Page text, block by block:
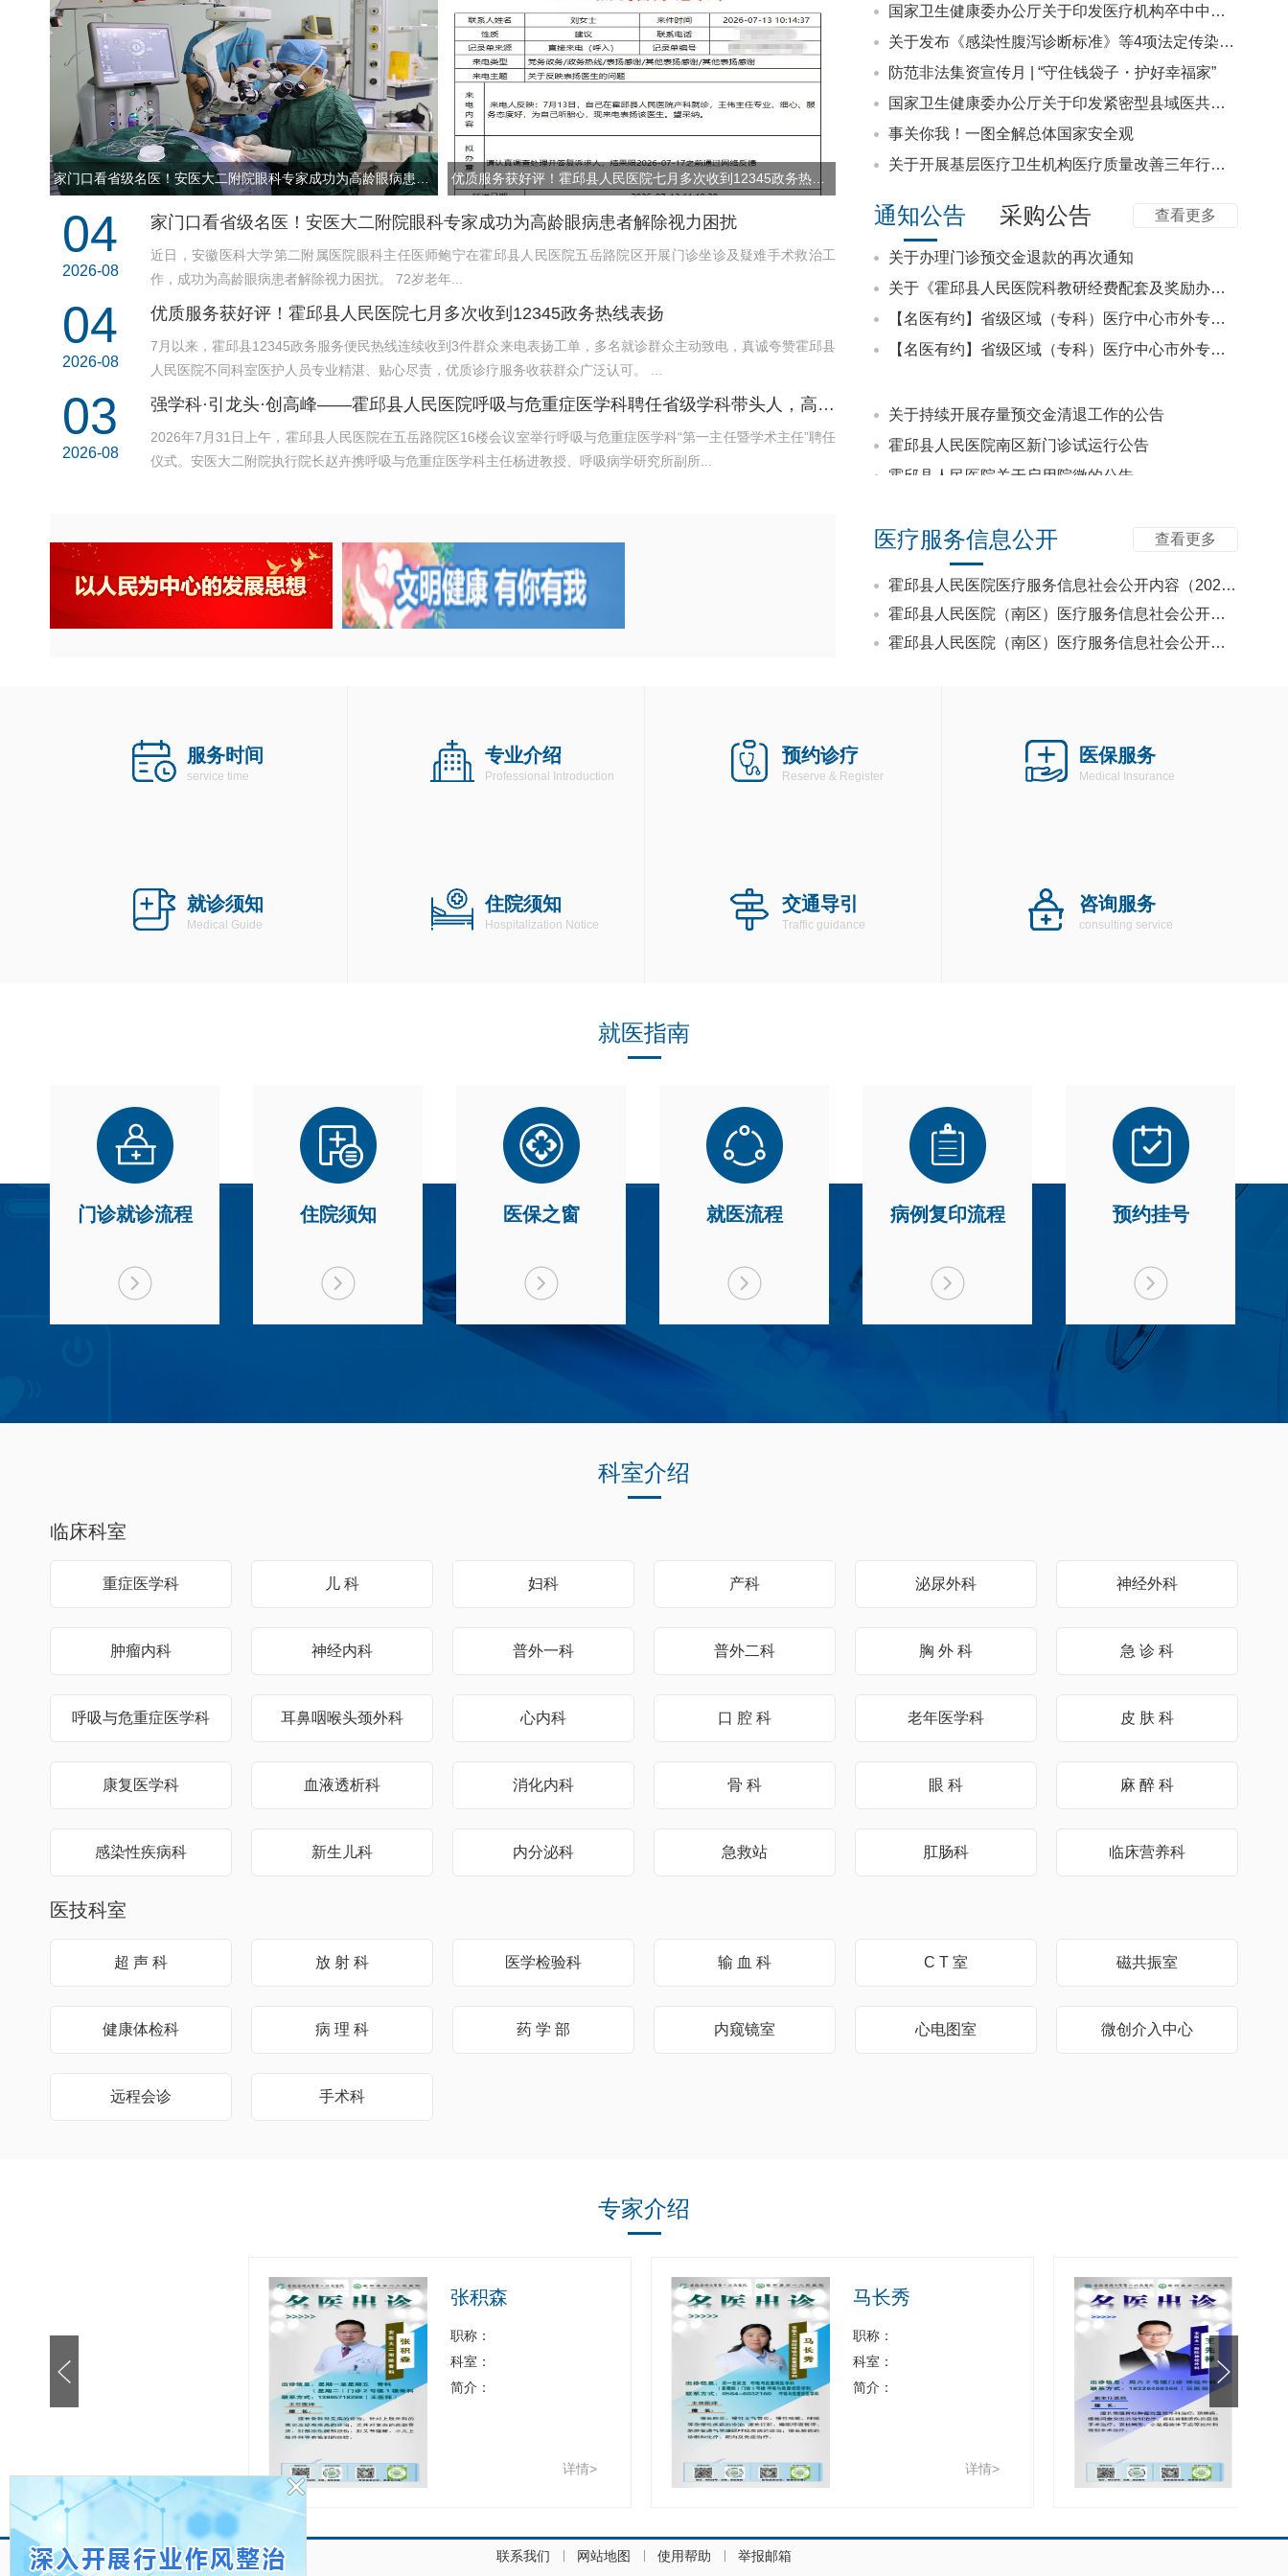
家门口看省级名医！安医大二附院眼科专家成功为高龄眼病患者解除视力...
04
2026-08
家门口看省级名医！安医大二附院眼科专家成功为高龄眼病患者解除视力困扰
近日，安徽医科大学第二附属医院眼科主任医师鲍宁在霍邱县人民医院五岳路院区开展门诊坐诊及疑难手术救治工
作，成功为高龄眼病患者解除视力困扰。 72岁老年...
04
2026-08
优质服务获好评！霍邱县人民医院七月多次收到12345政务热线表扬
7月以来，霍邱县12345政务服务便民热线连续收到3件群众来电表扬工单，多名就诊群众主动致电，真诚夸赞霍邱县
03
2026-08
强学科·引龙头·创高峰——霍邱县人民医院呼吸与危重症医学科聘任省级学科带头人，高质量发展再提速
2026年7月31日上午，霍邱县人民医院在五岳路院区16楼会议室举行呼吸与危重症医学科“第一主任暨学术主任”聘任
仪式。安医大二附院执行院长赵卉携呼吸与危重症医学科主任杨进教授、呼吸病学研究所副所...
国家卫生健康委办公厅关于印发医疗机构卒中中心建设与管理指导原则（2026年版）的通知
关于发布《感染性腹泻诊断标准》等4项法定传染病诊断标准的通告
防范非法集资宣传月 | “守住钱袋子・护好幸福家”
国家卫生健康委办公厅关于印发紧密型县域医共体医学影像中心建设与服务指南（试行）等4项指南的通知
事关你我！一图全解总体国家安全观
关于开展基层医疗卫生机构医疗质量改善三年行动（2026—2028年）的通知
通知公告 采购公告 查看更多
关于持续开展存量预交金清退工作的公告
霍邱县人民医院南区新门诊试运行公告
霍邱县人民医院关于启用院徽的公告
关于办理门诊预交金退款的再次通知
【名医有约】省级区域（专科）医疗中心市外专家出诊信息！（8月11日~8月17日）
【名医有约】省级区域（专科）医疗中心市外专家出诊信息！（8月4日~8月10日）
霍邱县人民医院南区新门诊试运行公告
霍邱县人民医院关于启用院徽的公告
关于霍邱县人民医院LOGO征集评选结果的公示
关于《霍邱县人民医院科教研经费配套及奖励办法（试行）》征求意见的通知
【名医有约】省级区域（专科）医疗中心市外专家出诊信息！（8月4日~8月10日）
医疗服务信息公开 查看更多
霍邱县人民医院医疗服务信息社会公开内容（2026年第二季度）
霍邱县人民医院（南区）医疗服务信息社会公开内容（2026年第二季度）
霍邱县人民医院（南区）医疗服务信息社会公开内容（2026年第一季度）
服务时间
service time
专业介绍
Professional Introduction
预约诊疗
Reserve & Register
医保服务
Medical Insurance
就诊须知
Medical Guide
住院须知
Hospitalization Notice
交通导引
Traffic guidance
咨询服务
consulting service
就医指南
门诊就诊流程 住院须知 医保之窗 就医流程 病例复印流程 预约挂号
科室介绍
临床科室
重症医学科 儿 科 妇科 产科 泌尿外科 神经外科
肿瘤内科 神经内科 普外一科 普外二科 胸 外 科 急 诊 科
呼吸与危重症医学科 耳鼻咽喉头颈外科 心内科 口 腔 科 老年医学科 皮 肤 科
康复医学科 血液透析科 消化内科 骨 科 眼 科 麻 醉 科
感染性疾病科 新生儿科 内分泌科 急救站 肛肠科 临床营养科
医技科室
超 声 科 放 射 科 医学检验科 输 血 科 C T 室 磁共振室
健康体检科 病 理 科 药 学 部 内窥镜室 心电图室 微创介入中心
远程会诊 手术科
专家介绍
张积森
职称：
简介：
详情>
马长秀
职称：
简介：
详情>
王先祥
职称：
简介：
详情>
联系我们 网站地图 使用帮助 举报邮箱